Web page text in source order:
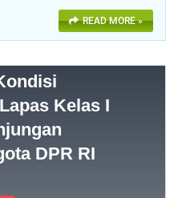
READ MORE »
Kelas I
DPR RI